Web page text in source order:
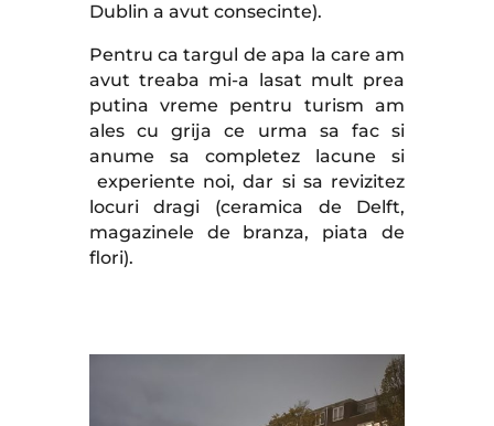
Dublin a avut consecinte).
Pentru ca targul de apa la care am
avut treaba mi-a lasat mult prea
putina vreme pentru turism am
ales cu grija ce urma sa fac si
anume sa completez lacune si
experiente noi, dar si sa revizitez
locuri dragi (ceramica de Delft,
magazinele de branza, piata de
flori).